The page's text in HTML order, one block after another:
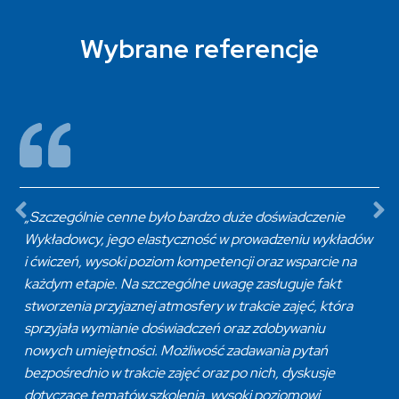
Wybrane referencje
„Szczególnie cenne było bardzo duże doświadczenie
Wykładowcy, jego elastyczność w prowadzeniu wykładów
i ćwiczeń, wysoki poziom kompetencji oraz wsparcie na
każdym etapie. Na szczególne uwagę zasługuje fakt
stworzenia przyjaznej atmosfery w trakcie zajęć, która
sprzyjała wymianie doświadczeń oraz zdobywaniu
nowych umiejętności. Możliwość zadawania pytań
bezpośrednio w trakcie zajęć oraz po nich, dyskusje